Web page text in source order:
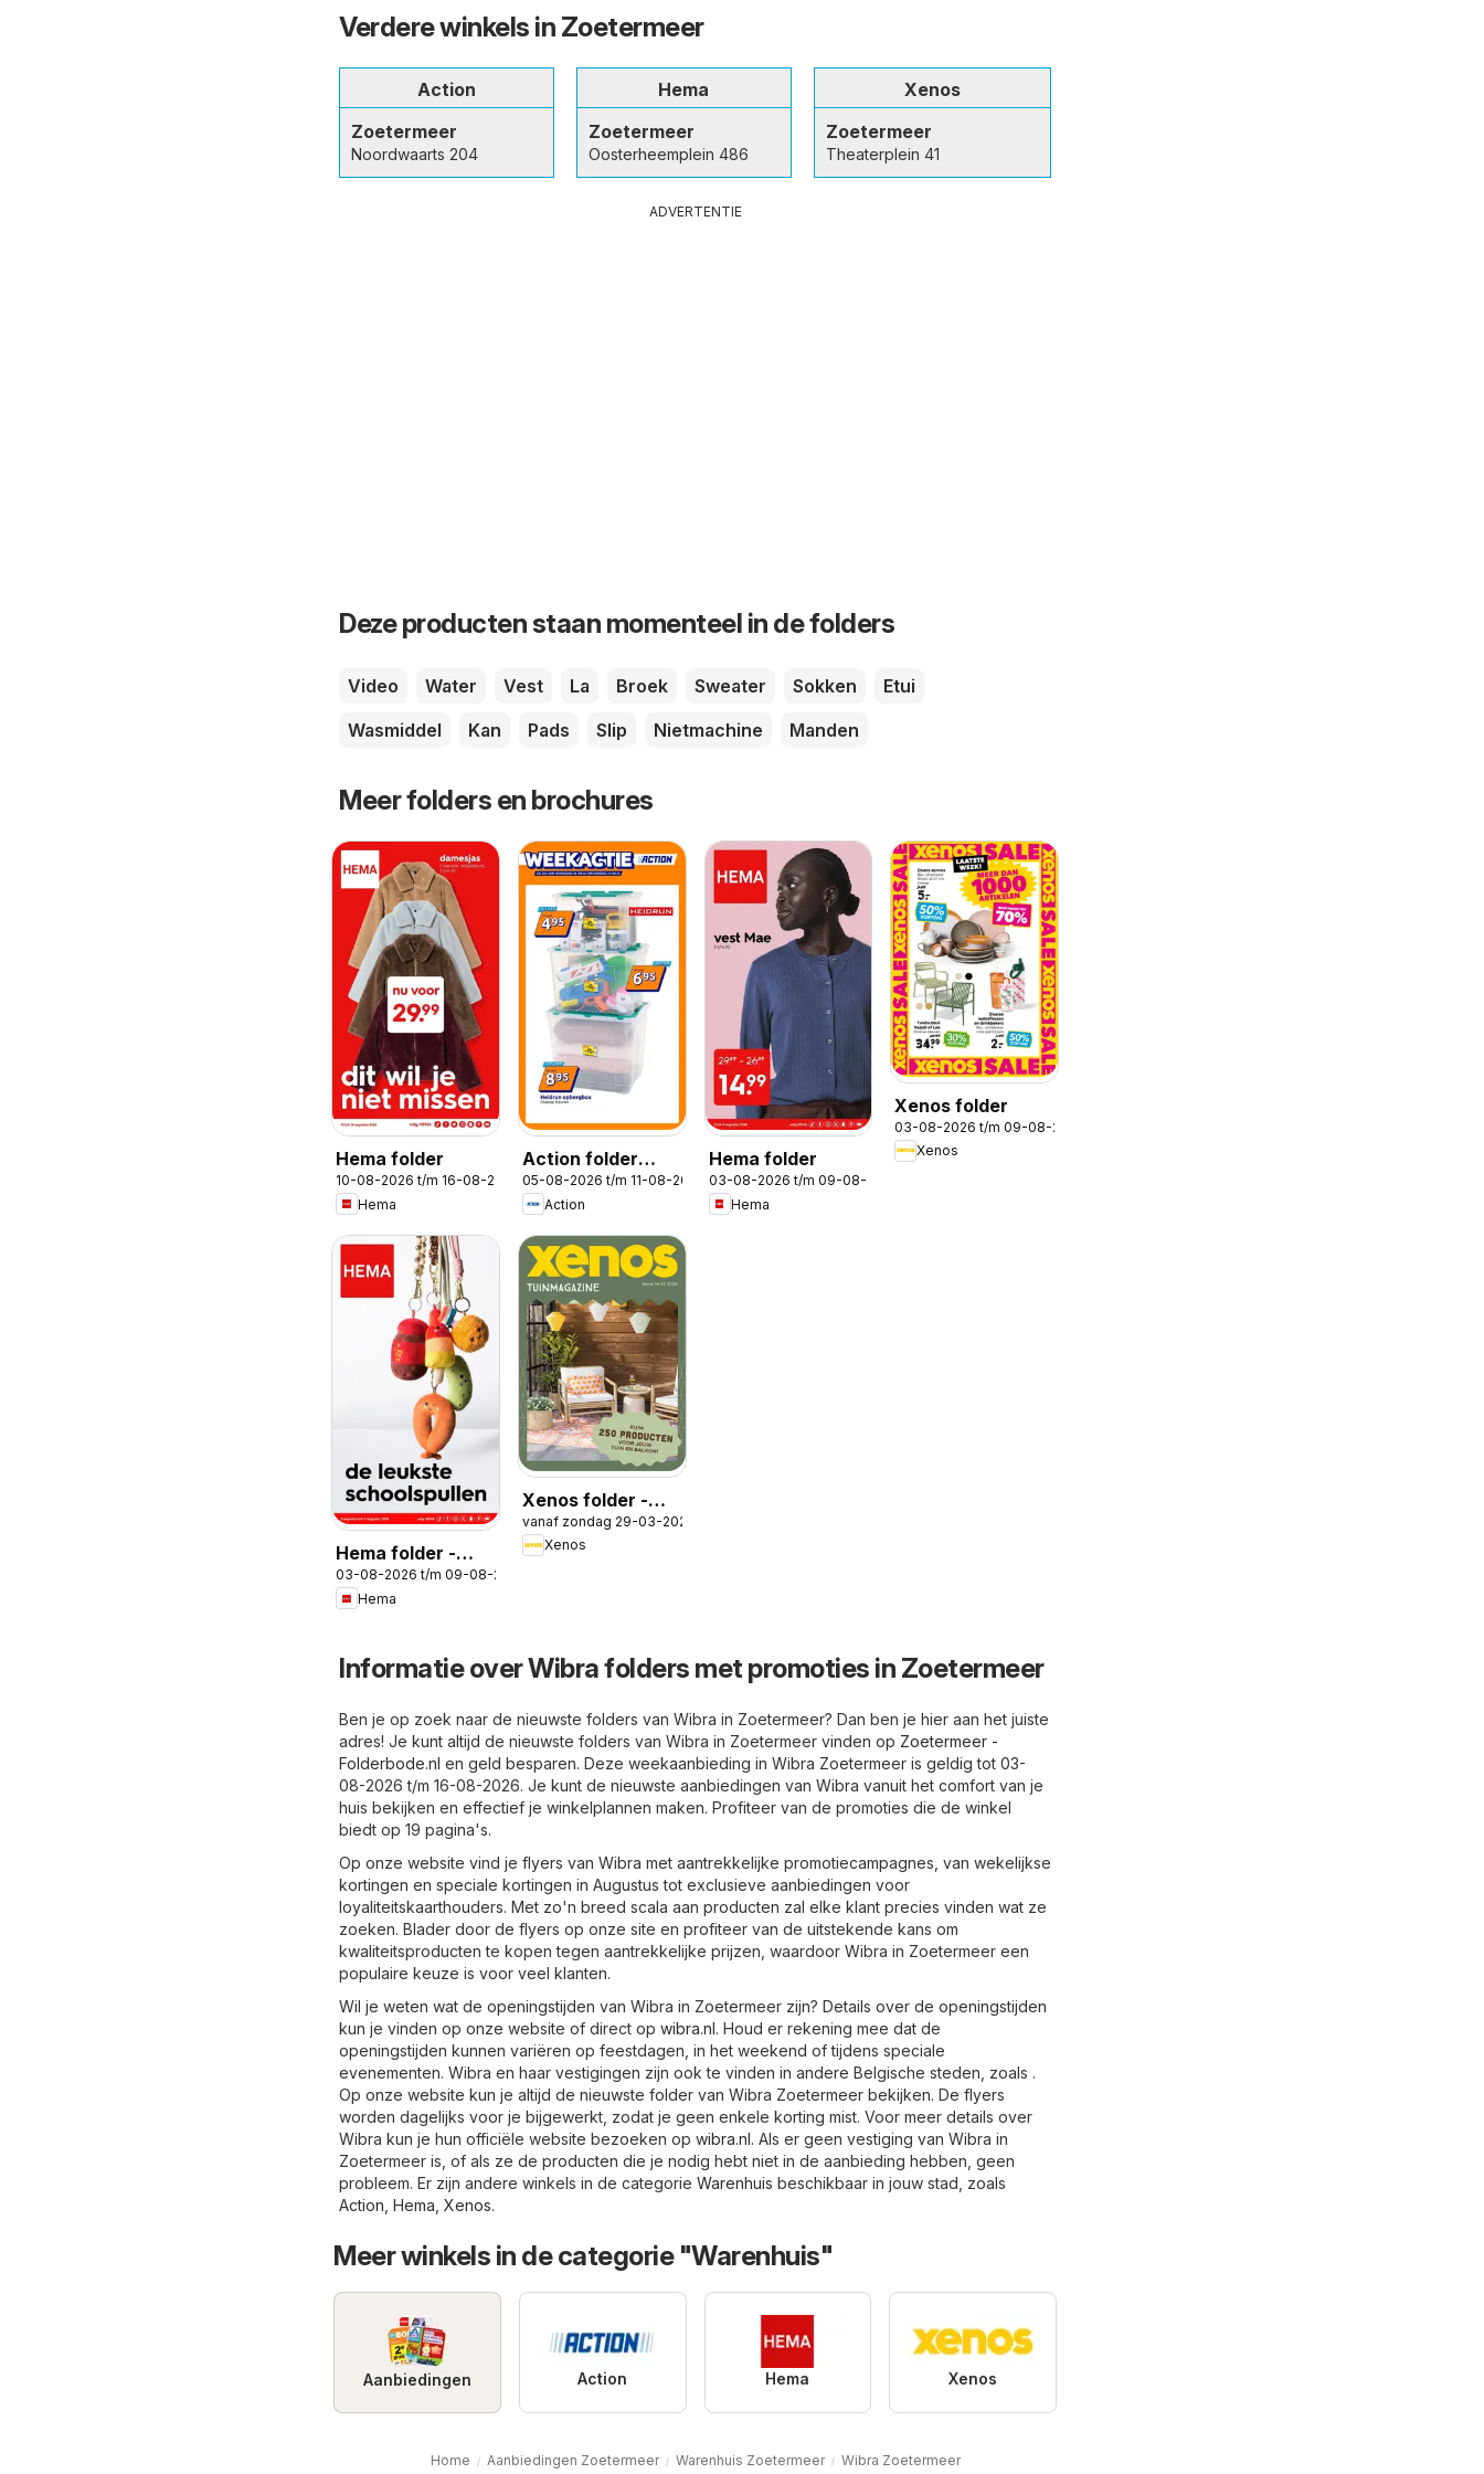
Verdere winkels in Zoetermeer
Action
Zoetermeer
Noordwaarts 204
Hema
Zoetermeer
Oosterheemplein 486
Xenos
Zoetermeer
Theaterplein 41
ADVERTENTIE
Deze producten staan momenteel in de folders
Video Water Vest La Broek Sweater Sokken
Etui
Wasmiddel
Kan Pads Slip Nietmachine Manden
Meer folders en brochures
Hema folder
10-08-2026 t/m 16-08-2026
Hema
Action folder
week 32
05-08-2026 t/m 11-08-2026
Action
Hema folder
03-08-2026 t/m 09-08-2026
Hema
Xenos folder
03-08-2026 t/m 09-08-2026
Xenos
Hema folder -
Magazine
03-08-2026 t/m 09-08-2026
Hema
Xenos folder -
Tuinmagazine
vanaf zondag 29-03-2026
Xenos
Informatie over Wibra folders met promoties in Zoetermeer
Ben je op zoek naar de nieuwste folders van Wibra in Zoetermeer? Dan ben je hier aan het juiste
adres! Je kunt altijd de nieuwste folders van Wibra in Zoetermeer vinden op Zoetermeer -
Folderbode.nl en geld besparen. Deze weekaanbieding in Wibra Zoetermeer is geldig tot 03-
08-2026 t/m 16-08-2026. Je kunt de nieuwste aanbiedingen van Wibra vanuit het comfort van je
huis bekijken en effectief je winkelplannen maken. Profiteer van de promoties die de winkel
biedt op 19 pagina's.
Op onze website vind je flyers van Wibra met aantrekkelijke promotiecampagnes, van wekelijkse
kortingen en speciale kortingen in Augustus tot exclusieve aanbiedingen voor
loyaliteitskaarthouders. Met zo'n breed scala aan producten zal elke klant precies vinden wat ze
zoeken. Blader door de flyers op onze site en profiteer van de uitstekende kans om
kwaliteitsproducten te kopen tegen aantrekkelijke prijzen, waardoor Wibra in Zoetermeer een
populaire keuze is voor veel klanten.
Wil je weten wat de openingstijden van Wibra in Zoetermeer zijn? Details over de openingstijden
kun je vinden op onze website of direct op wibra.nl. Houd er rekening mee dat de
openingstijden kunnen variëren op feestdagen, in het weekend of tijdens speciale
evenementen. Wibra en haar vestigingen zijn ook te vinden in andere Belgische steden, zoals .
Op onze website kun je altijd de nieuwste folder van Wibra Zoetermeer bekijken. De flyers
worden dagelijks voor je bijgewerkt, zodat je geen enkele korting mist. Voor meer details over
Wibra kun je hun officiële website bezoeken op wibra.nl. Als er geen vestiging van Wibra in
Zoetermeer is, of als ze de producten die je nodig hebt niet in de aanbieding hebben, geen
probleem. Er zijn andere winkels in de categorie Warenhuis beschikbaar in jouw stad, zoals
Action Hema Xenos.
Meer winkels in de categorie "Warenhuis"
Aanbiedingen Action Hema Xenos
Home Aanbiedingen Zoetermeer Warenhuis Zoetermeer Wibra Zoetermeer